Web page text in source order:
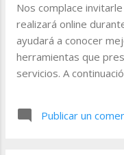
Nos complace
realizará online
ayudará a conocer
herramientas que
servicios. A
estrategias con
05-2016 17:30 -
Publicar un